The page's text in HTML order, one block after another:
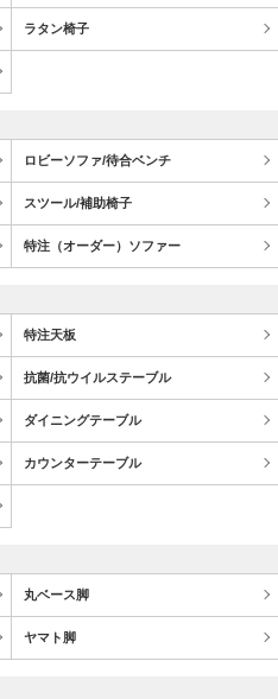
ラタン椅子
ロビーソファ/待合ベンチ
スツール/補助椅子
特注（オーダー）ソファー
特注天板
抗菌/抗ウイルステーブル
ダイニングテーブル
カウンターテーブル
丸ベース脚
ヤマト脚